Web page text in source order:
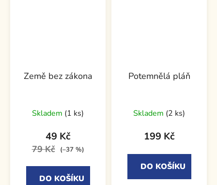
Země bez zákona
Skladem (1 ks)
49 Kč
79 Kč (–37 %)
DO KOŠÍKU
Potemnělá pláň
Skladem (2 ks)
199 Kč
DO KOŠÍKU